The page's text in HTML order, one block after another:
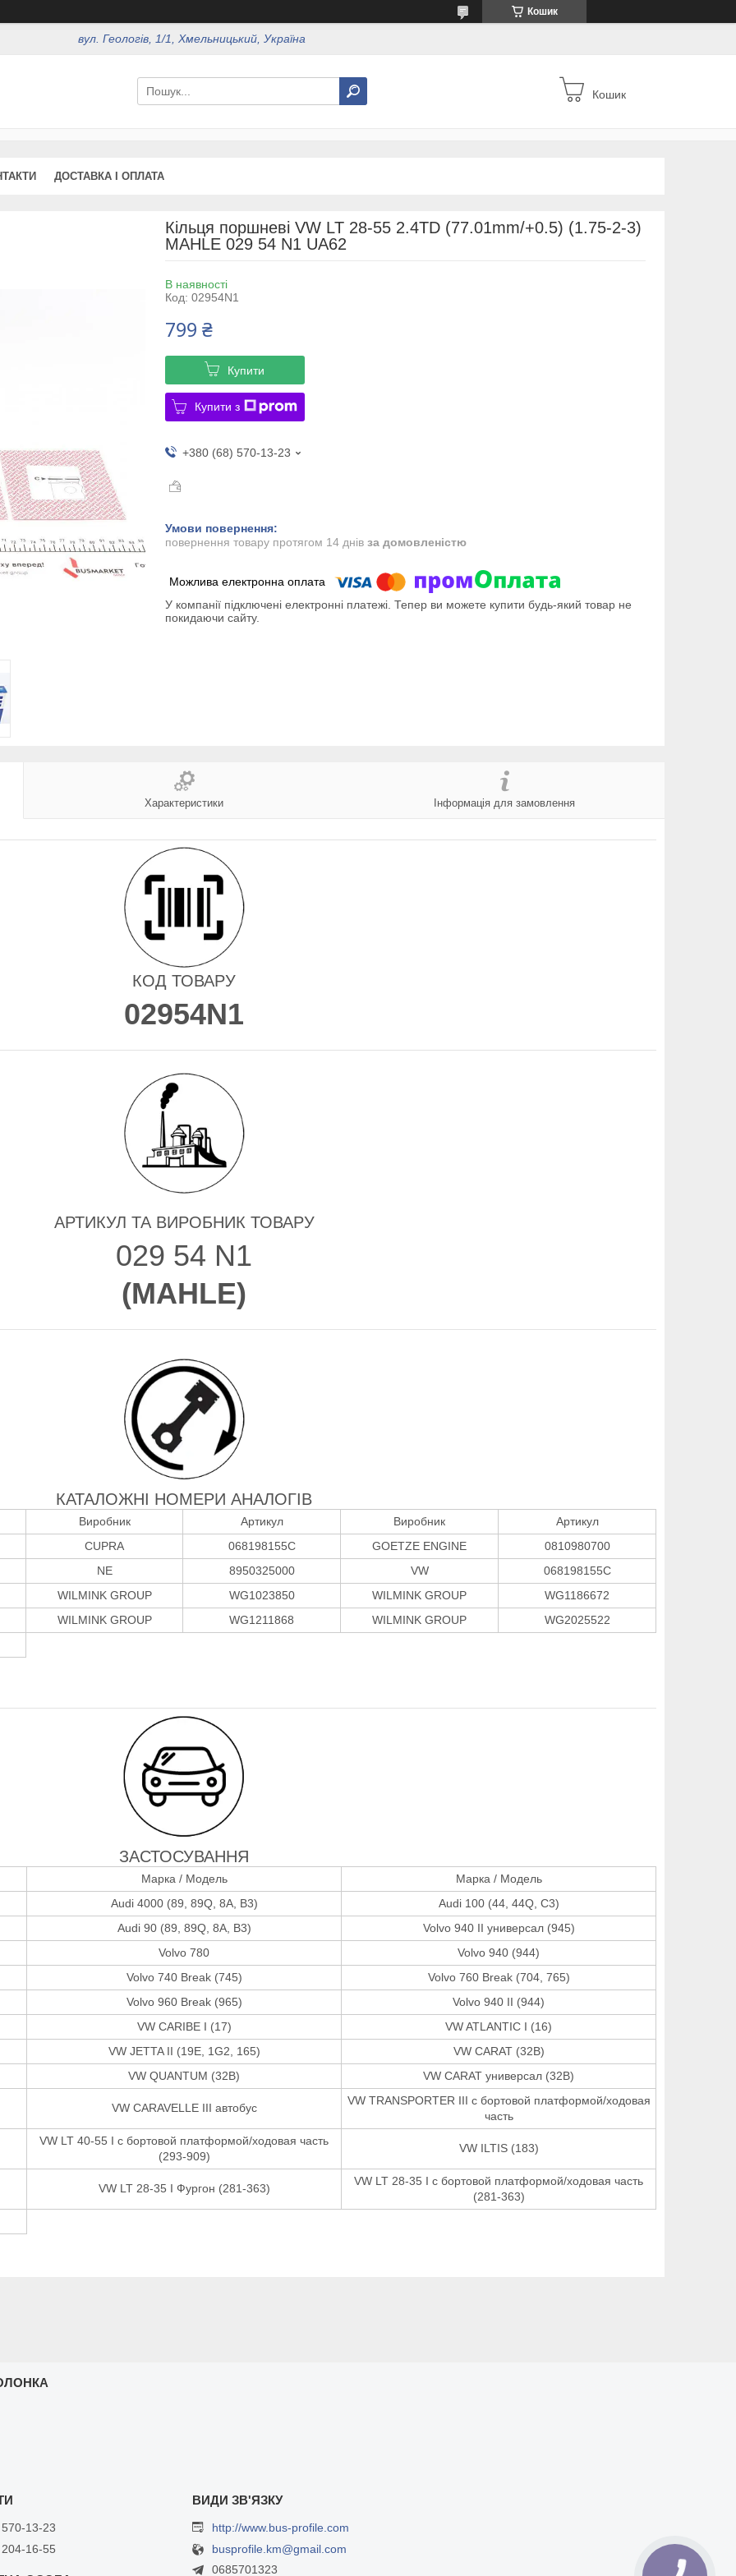
Кошик
вул. Геологів, 1/1, Хмельницький, Україна
Кошик
ДОСТАВКА І ОПЛАТА
Кільця поршневі VW LT 28-55 2.4TD (77.01mm/+0.5) (1.75-2-3)
MAHLE 029 54 N1 UA62
В наявності
Код: 02954N1
799 ₴
Купити
Купити з
+380 (68) 570-13-23
повернення товару протягом 14 днів за домовленістю
У компанії підключені електронні платежі. Тепер ви можете купити будь-який товар не
покидаючи сайту.
Характеристики Інформація для замовлення
КОД ТОВАРУ
02954N1
АРТИКУЛ ТА ВИРОБНИК ТОВАРУ
029 54 N1
(MAHLE)
КАТАЛОЖНІ НОМЕРИ АНАЛОГІВ
Виробник Артикул Виробник
Артикул
CUPRA
068198155C GOETZE ENGINE
0810980700
NE
8950325000 VW
068198155C
WILMINK GROUP
WG1023850 WILMINK GROUP
WG1186672
WILMINK GROUP
WG1211868 WILMINK GROUP WG2025522
ЗАСТОСУВАННЯ
Марка / Модель
Марка / Модель
Audi 4000 (89, 89Q, 8A, B3)
Audi 100 (44, 44Q, C3)
Audi 90 (89, 89Q, 8A, B3)
Volvo 940 II универсал (945)
Volvo 780
Volvo 940 (944)
Volvo 740 Break (745)
Volvo 760 Break (704, 765)
Volvo 960 Break (965)
Volvo 940 II (944)
VW CARIBE I (17)
VW ATLANTIC I (16)
VW JETTA II (19E, 1G2, 165)
VW CARAT (32B)
VW QUANTUM (32B)
VW CARAT универсал (32B)
VW CARAVELLE III автобус
VW TRANSPORTER III c бортовой платформой/ходовая
часть
VW LT 40-55 I c бортовой платформой/ходовая часть
(293-909)
VW ILTIS (183)
VW LT 28-35 I Фургон (281-363)
VW LT 28-35 I c бортовой платформой/ходовая часть
(281-363)
13-23
16-55
http://www.bus-profile.com
busprofile.km@gmail.com
0685701323